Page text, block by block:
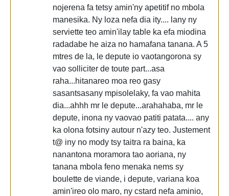
nojerena fa tetsy amin'ny apetitif no mbola
manesika. Ny loza nefa dia ity.... lany ny
serviette teo amin'ilay table ka efa miodina
radadabe he aiza no hamafana tanana. A 5
mtres de la, le depute io vaotangorona sy
vao solliciter de toute part...asa
raha...hitanareo moa reo gasy
sasantsasany mpisolelaky, fa vao mahita
dia...ahhh mr le depute...arahahaba, mr le
depute, inona ny vaovao patiti patata.... any
ka olona fotsiny autour n'azy teo. Justement
t@ iny no mody tsy taitra ra baina, ka
nanantona moramora tao aoriana, ny
tanana mbola feno menaka nems sy
boulette de viande, i depute, variana koa
amin'ireo olo maro, ny cstard nefa aminio,